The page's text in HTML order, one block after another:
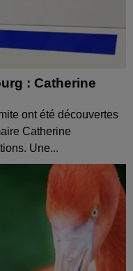
: Catherine
ont été découvertes
Catherine
Une...